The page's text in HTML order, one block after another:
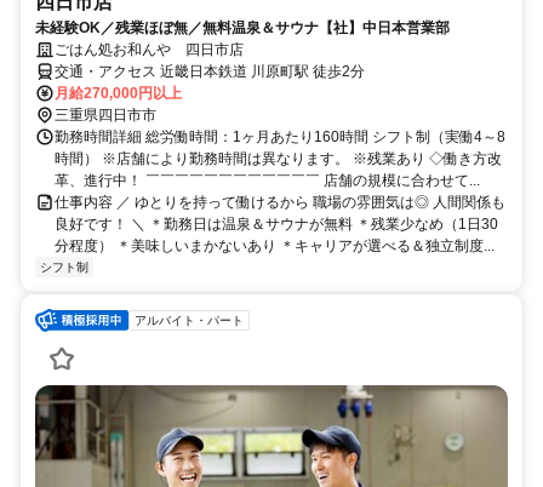
未経験OK／残業ほぼ無／無料温泉＆サウナ【社】中日本営業部
ごはん処お和んや 四日市店
交通・アクセス 近畿日本鉄道 川原町駅 徒歩2分
月給270,000円以上
三重県四日市市
勤務時間詳細 総労働時間：1ヶ月あたり160時間 シフト制（実働4～8
時間） ※店舗により勤務時間は異なります。 ※残業あり ◇働き方改
革、進行中！ ￣￣￣￣￣￣￣￣￣￣￣￣ 店舗の規模に合わせて...
仕事内容 ／ ゆとりを持って働けるから 職場の雰囲気は◎ 人間関係も
良好です！ ＼ ＊勤務日は温泉＆サウナが無料 ＊残業少なめ（1日30
分程度） ＊美味しいまかないあり ＊キャリアが選べる＆独立制度...
シフト制
アルバイト・パート